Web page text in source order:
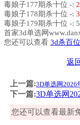
毒娘子177期杀十位 -: 2
毒娘子178期杀十位 -: 3
毒娘子179期杀十位 -:
首家3d单选网
您还可以查看 3d杀百位
返
上一篇:3D单选网2026
下一篇:3D单选网
您还可以查看最新